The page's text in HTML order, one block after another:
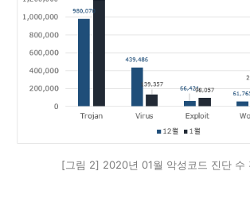
[그림 2] 2020년 01월 악성코드 진단 수